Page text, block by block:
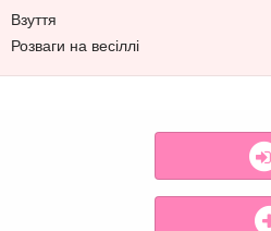
Взуття
Розваги на весіллі